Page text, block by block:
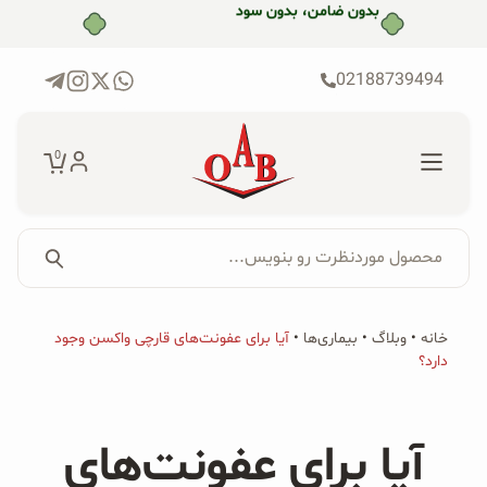
بدون ضامن، بدون سود
02188739494
0
برای:
جستجو...
پکیج‌ها
محصول موردنظرت رو بنویس...
خانه • وبلاگ • بیماری‌ها • آیا برای عفونت‌های قارچی واکسن وجود
دارد؟
آیا برای عفونت‌های